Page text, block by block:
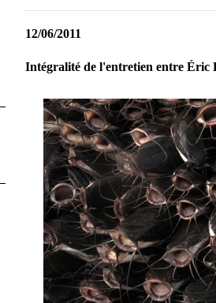
12/06/2011
Intégralité de l'entretien entre Éric